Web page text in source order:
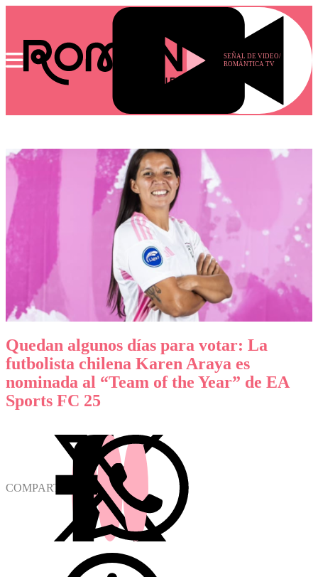
SEÑAL DE VIDEO/
ROMÁNTICA TV
Quedan algunos días para votar: La
futbolista chilena Karen Araya es
nominada al “Team of the Year” de EA
Sports FC 25
COMPARTIR